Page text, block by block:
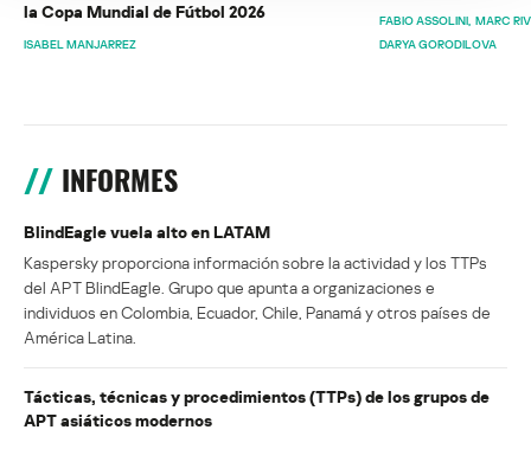
la Copa Mundial de Fútbol 2026
ISABEL MANJARREZ
FABIO ASSOLINI MARC
DARYA GORODILOVA
INFORMES
BlindEagle vuela alto en LATAM
Kaspersky proporciona información sobre la actividad y los TTPs
del APT BlindEagle. Grupo que apunta a organizaciones e
individuos en Colombia, Ecuador, Chile, Panamá y otros países de
América Latina.
Tácticas, técnicas y procedimientos (TTPs) de los grupos de
APT asiáticos modernos